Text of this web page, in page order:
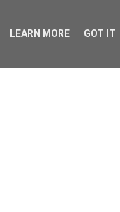
LEARN MORE GOT IT